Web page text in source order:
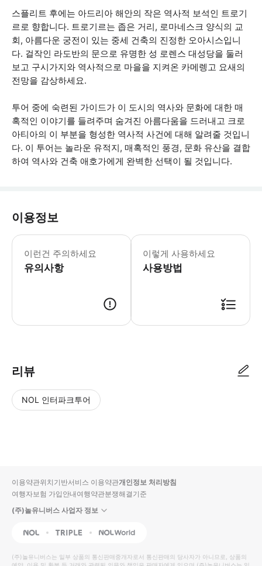
스플리트 후에는 아드리아 해안의 작은 역사적 보석인 트로기
르로 향합니다. 트로기르는 좁은 거리, 로마네스크 양식의 교
회, 아름다운 궁전이 있는 중세 건축의 진정한 오아시스입니
다. 걸작인 라도반의 문으로 유명한 성 로렌스 대성당을 둘러
보고 구시가지와 역사적으로 마을을 지켜온 카메렝고 요새의
전망을 감상하세요.
투어 중에 숙련된 가이드가 이 도시의 역사와 문화에 대한 매
혹적인 이야기를 들려주며 숨겨진 아름다움을 드러내고 크로
아티아의 이 부분을 형성한 역사적 사건에 대해 알려줄 것입니
다. 이 투어는 놀라운 유적지, 매혹적인 풍경, 문화 유산을 결합
하여 역사와 건축 애호가에게 완벽한 선택이 될 것입니다.
이용정보
이런건 주의하세요
유의사항
* 소요시간 : 240분 (옵션에 따라 소
이렇게 사용하세요
사용방법
리뷰
NOL 인터파크투어
입니
다.
높
동
순
상
이용약관위치기반서비스 이용약관개인정보 처리방침
여행자보험 가입안내여행약관분쟁해결기준
(주)놀유니버스 사업자 정보
NOL Triple Interpark Global
(주)놀유니버스는 일부 상품의 통신판매중개자로서 통신판매의 당사자가 아니므로, 상품의